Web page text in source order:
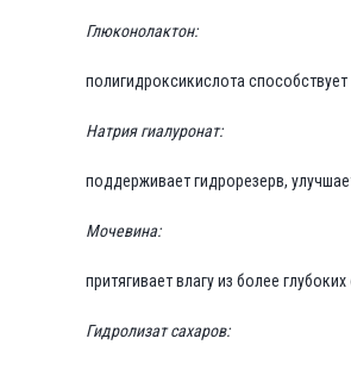
Глюконолактон:
полигидроксикислота
Натрия гиалуронат:
поддерживает гидрорезерв,
Мочевина:
притягивает влагу из более
Гидролизат сахаров: